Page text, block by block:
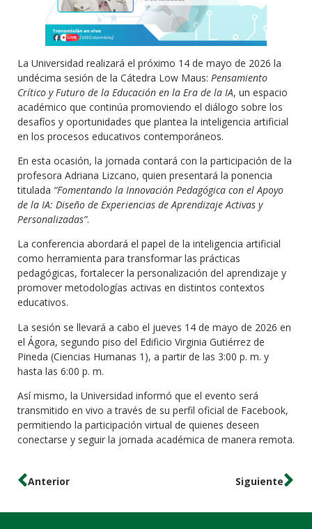
La Universidad realizará el próximo 14 de mayo de 2026 la
undécima sesión de la Cátedra Low Maus: Pensamiento
Crítico y Futuro de la Educación en la Era de la IA, un espacio
académico que continúa promoviendo el diálogo sobre los
desafíos y oportunidades que plantea la inteligencia artificial
en los procesos educativos contemporáneos.
En esta ocasión, la jornada contará con la participación de la
profesora Adriana Lizcano, quien presentará la ponencia
titulada “Fomentando la Innovación Pedagógica con el Apoyo
de la IA: Diseño de Experiencias de Aprendizaje Activas y
Personalizadas”.
La conferencia abordará el papel de la inteligencia artificial
como herramienta para transformar las prácticas
pedagógicas, fortalecer la personalización del aprendizaje y
promover metodologías activas en distintos contextos
educativos.
La sesión se llevará a cabo el jueves 14 de mayo de 2026 en
el Ágora, segundo piso del Edificio Virginia Gutiérrez de
Pineda (Ciencias Humanas 1), a partir de las 3:00 p. m. y
hasta las 6:00 p. m.
Así mismo, la Universidad informó que el evento será
transmitido en vivo a través de su perfil oficial de Facebook,
permitiendo la participación virtual de quienes deseen
conectarse y seguir la jornada académica de manera remota.
Anterior Siguiente